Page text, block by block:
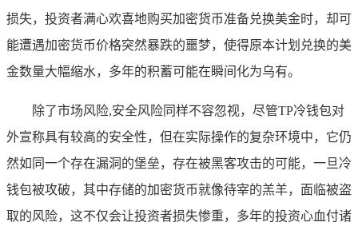
损失，投资者满心欢喜地购买加密货币准备兑换美金时，却可
能遭遇加密货币价格突然暴跌的噩梦，使得原本计划兑换的美
金数量大幅缩水，多年的积蓄可能在瞬间化为乌有。
除了市场风险,安全风险同样不容忽视，尽管TP冷钱包对
外宣称具有较高的安全性，但在实际操作的复杂环境中，它仍
然如同一个存在漏洞的堡垒，存在被黑客攻击的可能，一旦冷
钱包被攻破，其中存储的加密货币就像待宰的羔羊，面临被盗
取的风险，这不仅会让投资者损失惨重，多年的投资心血付诸